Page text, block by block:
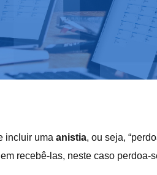
incluir uma anistia, ou seja,
recebê-las, neste caso perdoa-